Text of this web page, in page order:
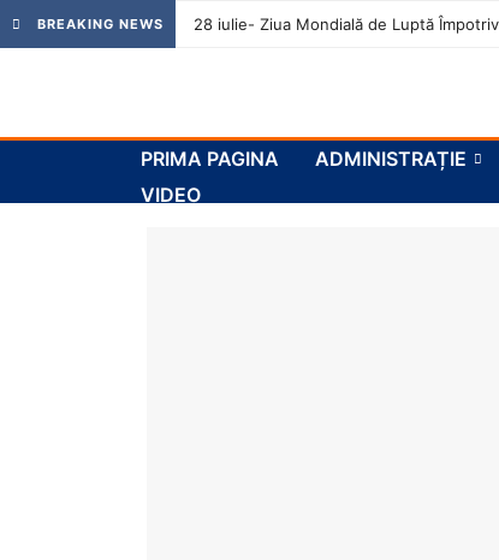
BREAKING NEWS 28 iulie- Ziua Mondială de Luptă
PRIMA PAGINA ADMINISTRAȚIE
VIDEO